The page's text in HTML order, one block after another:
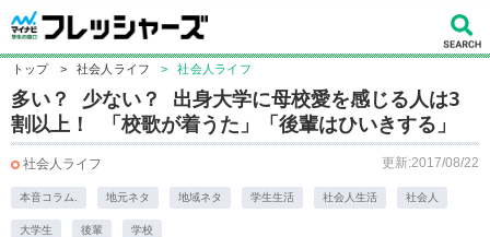
トップ > 社会人ライフ > 社会人ライフ
多い？ 少ない？ 出身大学に母校愛を感じる人は3
割以上！ 「校歌が着うた」「後輩はひいきする」
社会人ライフ 更新:2017/08/22
本音コラム. 地元ネタ 地域ネタ 学生生活 社会人生活 社会人
大学生 後輩 学校